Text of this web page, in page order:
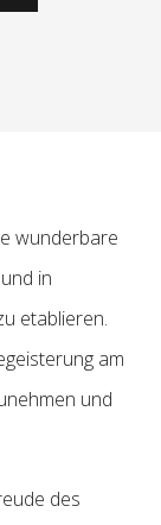
wunderbare
in
etablieren.
am
und
des